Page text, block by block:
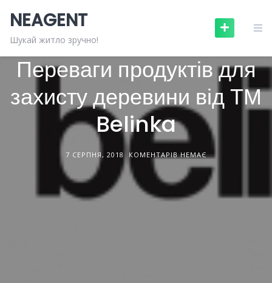
content
NEAGENT
Шукай житло зручно!БУДІВЕЛЬНІ МАТЕРІАЛИ
Переваги продуктів для
захисту деревини від ТМ
Belinka
7 СЕРПНЯ, 2018 КОМЕНТАРІВ НЕМАЄ